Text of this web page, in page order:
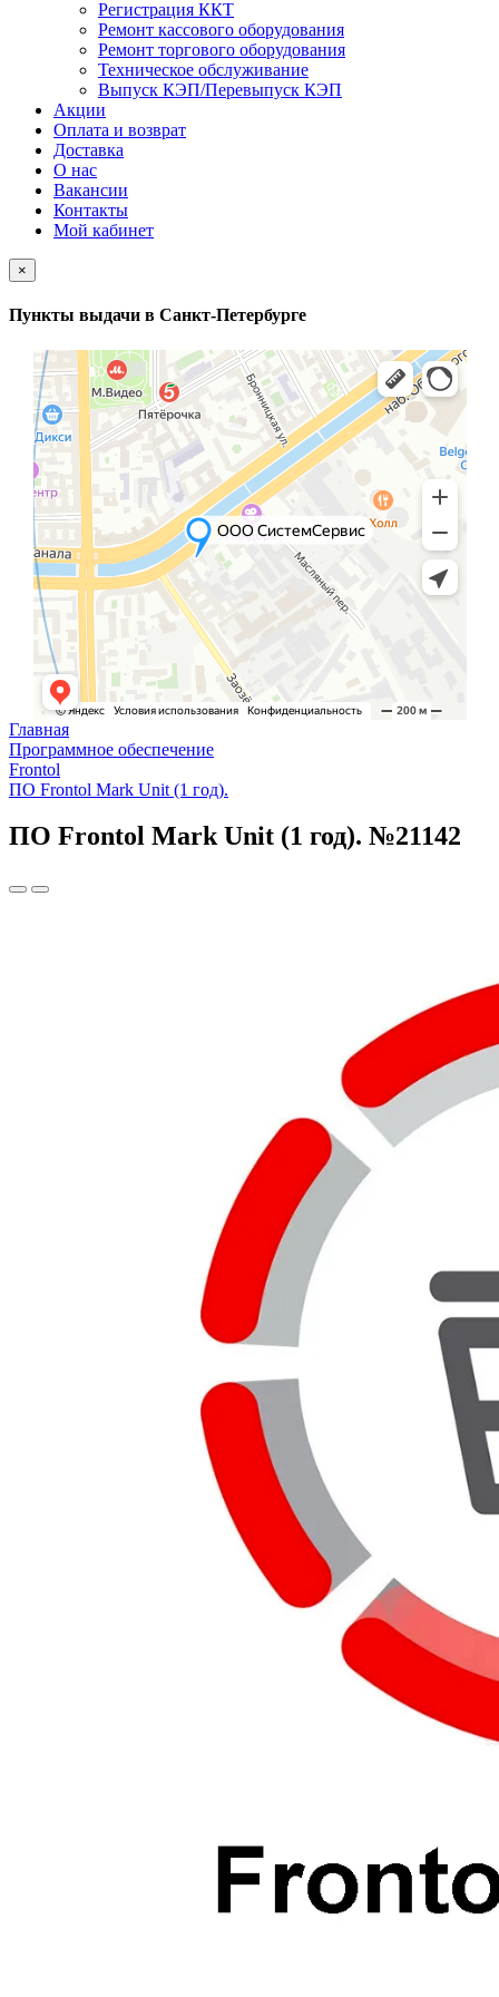
Регистрация ККТ
Ремонт кассового оборудования
Ремонт торгового оборудования
Техническое обслуживание
Выпуск КЭП/Перевыпуск КЭП
Акции
Оплата и возврат
Доставка
О нас
Вакансии
Контакты
Мой кабинет
×
Пункты выдачи в Санкт-Петербурге
Главная
Программное обеспечение
Frontol
ПО Frontol Mark Unit (1 год).
ПО Frontol Mark Unit (1 год). №21142